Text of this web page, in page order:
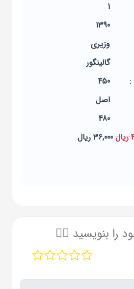
1
1390
وزیری
گالینگور
:
450
اصل
480
36,000 ریال
را بنویسید ✍🏻